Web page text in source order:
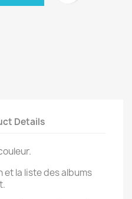
Details
et la liste des albums